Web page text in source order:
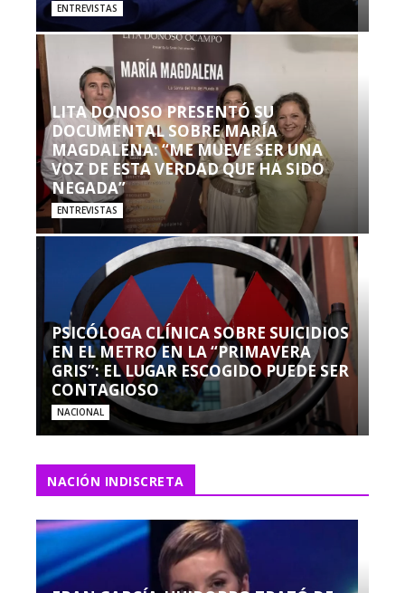
ENTREVISTAS
LITA DONOSO PRESENTÓ SU
DOCUMENTAL SOBRE MARÍA
MAGDALENA: “ME MUEVE SER UNA
VOZ DE ESTA VERDAD QUE HA SIDO
NEGADA”
ENTREVISTAS
PSICÓLOGA CLÍNICA SOBRE SUICIDIOS
EN EL METRO EN LA “PRIMAVERA
GRIS”: EL LUGAR ESCOGIDO PUEDE SER
CONTAGIOSO
NACIONAL
NACIÓN INDISCRETA